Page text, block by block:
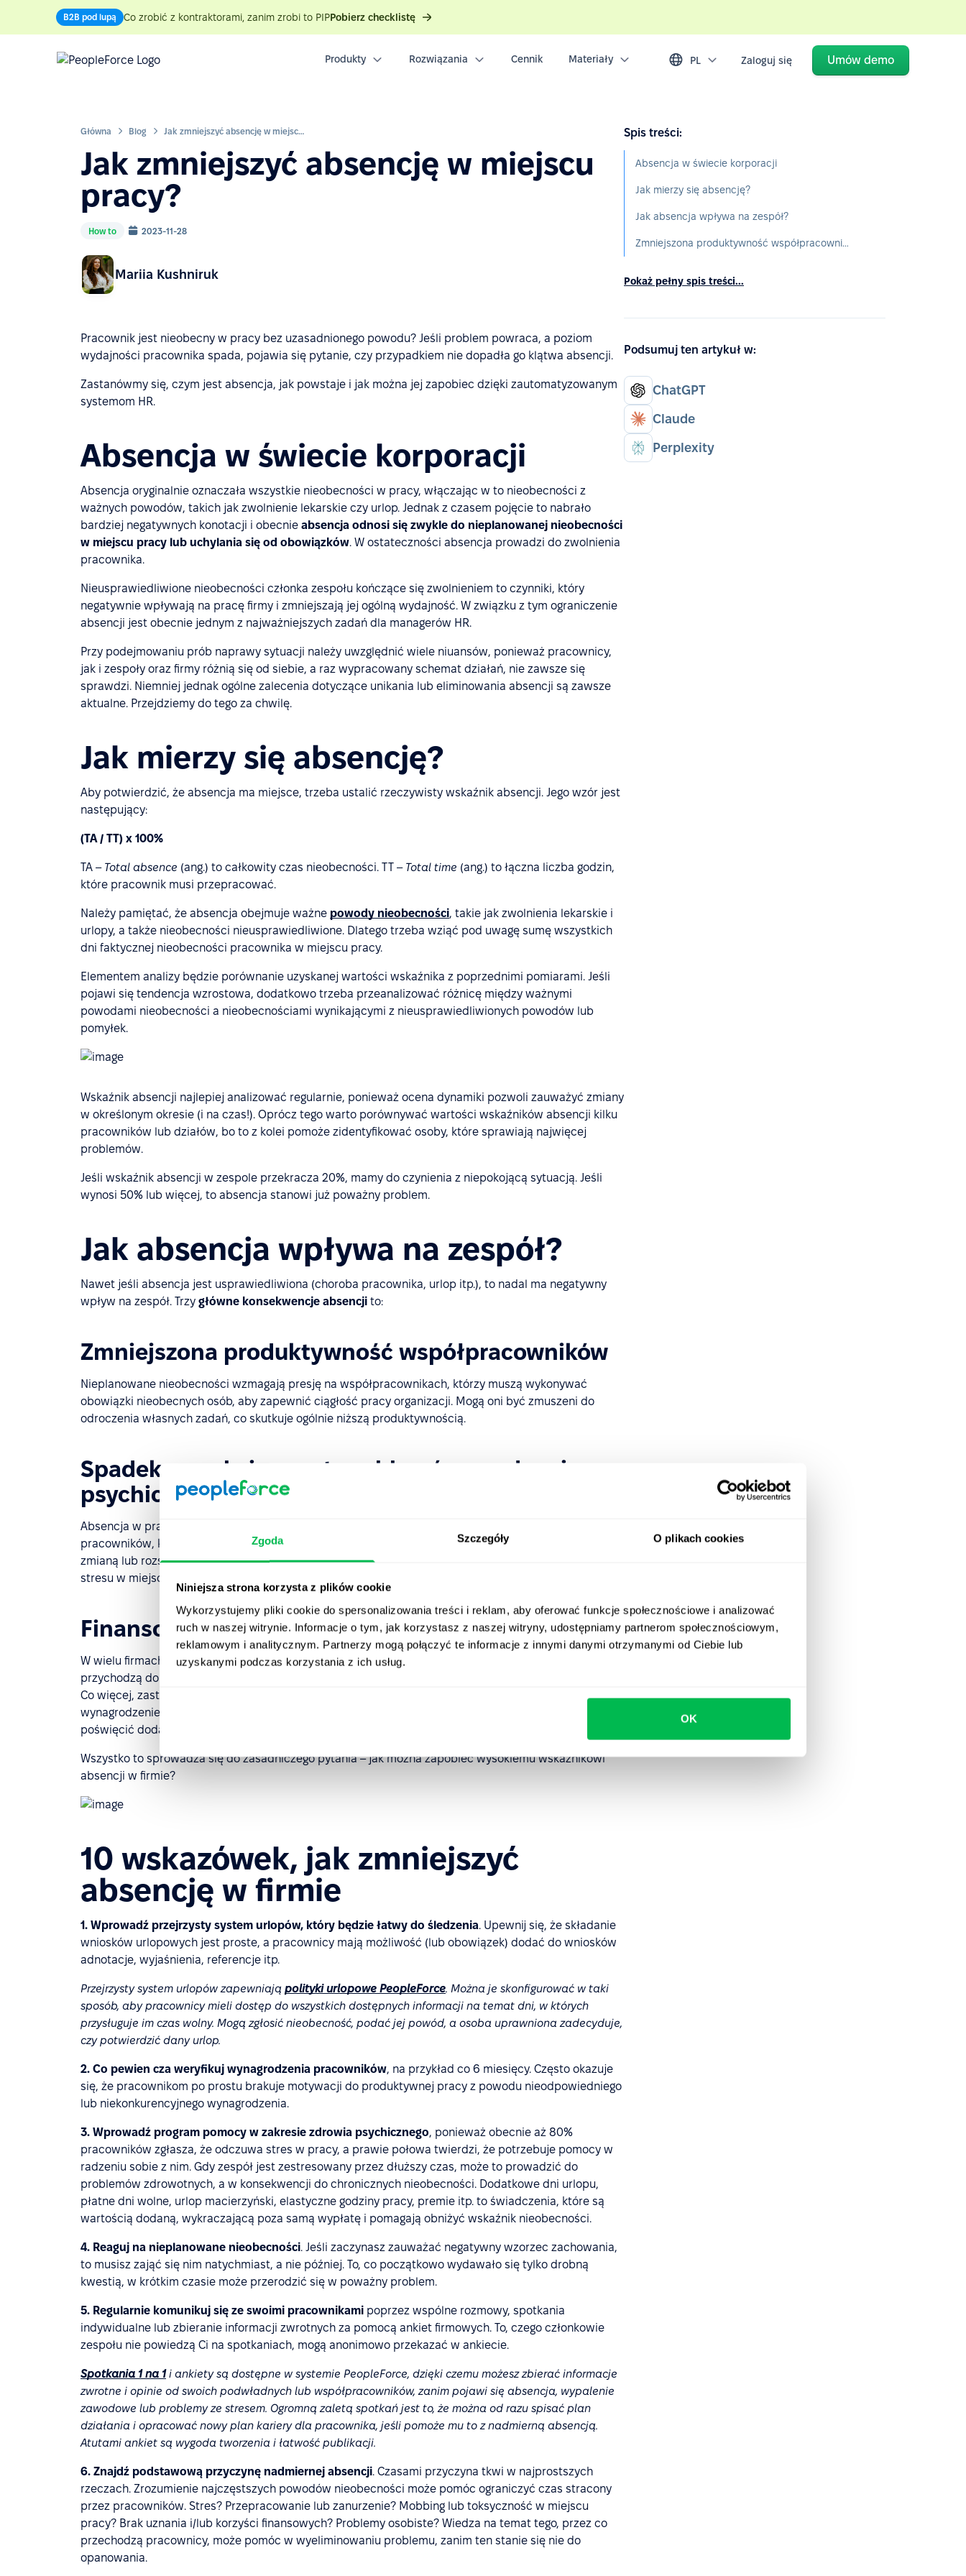
Zgoda Szczegóły O plikach cookies
Niniejsza strona korzysta z plików cookie
Wykorzystujemy pliki cookie do spersonalizowania treści i reklam, aby oferować funkcje społecznościowe i analizować
ruch w naszej witrynie. Informacje o tym, jak korzystasz z naszej witryny, udostępniamy partnerom społecznościowym,
reklamowym i analitycznym. Partnerzy mogą połączyć te informacje z innymi danymi otrzymanymi od Ciebie lub
uzyskanymi podczas korzystania z ich usług.
OK
B2B pod lupą Co zrobić z kontraktorami, zanim zrobi to PIPPobierz checklistę
Produkty Rozwiązania Cennik Materiały PL Zaloguj się Umów demo
Główna Blog Jak zmniejszyć absencję w miejscu pracy?
Jak zmniejszyć absencję w miejscu
pracy?
How to 2023-11-28
Mariia Kushniruk
Pracownik jest nieobecny w pracy bez uzasadnionego powodu? Jeśli problem powraca, a poziom
wydajności pracownika spada, pojawia się pytanie, czy przypadkiem nie dopadła go klątwa absencji.
Zastanówmy się, czym jest absencja, jak powstaje i jak można jej zapobiec dzięki zautomatyzowanym
systemom HR.
Absencja w świecie korporacji
Absencja oryginalnie oznaczała wszystkie nieobecności w pracy, włączając w to nieobecności z
ważnych powodów, takich jak zwolnienie lekarskie czy urlop. Jednak z czasem pojęcie to nabrało
bardziej negatywnych konotacji i obecnie absencja odnosi się zwykle do nieplanowanej nieobecności
w miejscu pracy lub uchylania się od obowiązków. W ostateczności absencja prowadzi do zwolnienia
pracownika.
Nieusprawiedliwione nieobecności członka zespołu kończące się zwolnieniem to czynniki, który
negatywnie wpływają na pracę firmy i zmniejszają jej ogólną wydajność. W związku z tym ograniczenie
absencji jest obecnie jednym z najważniejszych zadań dla managerów HR.
Przy podejmowaniu prób naprawy sytuacji należy uwzględnić wiele niuansów, ponieważ pracownicy,
jak i zespoły oraz firmy różnią się od siebie, a raz wypracowany schemat działań, nie zawsze się
sprawdzi. Niemniej jednak ogólne zalecenia dotyczące unikania lub eliminowania absencji są zawsze
aktualne. Przejdziemy do tego za chwilę.
Jak mierzy się absencję?
Aby potwierdzić, że absencja ma miejsce, trzeba ustalić rzeczywisty wskaźnik absencji. Jego wzór jest
następujący:
(TA / TT) x 100%
TA – Total absence (ang.) to całkowity czas nieobecności. TT – Total time (ang.) to łączna liczba godzin,
które pracownik musi przepracować.
Należy pamiętać, że absencja obejmuje ważne powody nieobecności, takie jak zwolnienia lekarskie i
urlopy, a także nieobecności nieusprawiedliwione. Dlatego trzeba wziąć pod uwagę sumę wszystkich
dni faktycznej nieobecności pracownika w miejscu pracy.
Elementem analizy będzie porównanie uzyskanej wartości wskaźnika z poprzednimi pomiarami. Jeśli
pojawi się tendencja wzrostowa, dodatkowo trzeba przeanalizować różnicę między ważnymi
powodami nieobecności a nieobecnościami wynikającymi z nieusprawiedliwionych powodów lub
pomyłek.
Wskaźnik absencji najlepiej analizować regularnie, ponieważ ocena dynamiki pozwoli zauważyć zmiany
w określonym okresie (i na czas!). Oprócz tego warto porównywać wartości wskaźników absencji kilku
pracowników lub działów, bo to z kolei pomoże zidentyfikować osoby, które sprawiają najwięcej
problemów.
Jeśli wskaźnik absencji w zespole przekracza 20%, mamy do czynienia z niepokojącą sytuacją. Jeśli
wynosi 50% lub więcej, to absencja stanowi już poważny problem.
Jak absencja wpływa na zespół?
Nawet jeśli absencja jest usprawiedliwiona (choroba pracownika, urlop itp.), to nadal ma negatywny
wpływ na zespół. Trzy główne konsekwencje absencji to:
Zmniejszona produktywność współpracowników
Nieplanowane nieobecności wzmagają presję na współpracownikach, którzy muszą wykonywać
obowiązki nieobecnych osób, aby zapewnić ciągłość pracy organizacji. Mogą oni być zmuszeni do
odroczenia własnych zadań, co skutkuje ogólnie niższą produktywnością.
Spadek morale i wzrost problemów ze zdrowiem
psychicznym
Absencja w pracy ma wpływ nie tylko na wydajność, ale także na zdrowie psychiczne i fizyczne
pracowników, którzy wielokrotnie muszą zmagać się z konsekwencjami niskiej frekwencji. Wraz ze
zmianą lub rozszerzeniem zakresu obowiązków, pracownicy mogą doświadczać wyższego poziomu
stresu w miejscu pracy, co obniża morale.
Finansowy wpływ absencji
W wielu firmach wpływ absencji jest odczuwalny dopiero po pewnym czasie. Pracownicy nie
przychodzą do pracy, ale otrzymują wynagrodzenie, mimo że nie wywiązują się ze swoich obowiązków.
Co więcej, zastąpienie jednego pracownika często kosztuje więcej, niż wynosiłoby jego standardowe
wynagrodzenie. Firma może być zmuszona rekompensować obecnym pracownikom nadgodziny lub
poświęcić dodatkowy czas i pieniądze na szkolenie nowych osób.
Wszystko to sprowadza się do zasadniczego pytania – jak można zapobiec wysokiemu wskaźnikowi
absencji w firmie?
10 wskazówek, jak zmniejszyć
absencję w firmie
1. Wprowadź przejrzysty system urlopów, który będzie łatwy do śledzenia. Upewnij się, że składanie
wniosków urlopowych jest proste, a pracownicy mają możliwość (lub obowiązek) dodać do wniosków
adnotacje, wyjaśnienia, referencje itp.
Przejrzysty system urlopów zapewniają polityki urlopowe PeopleForce. Można je skonfigurować w taki
sposób, aby pracownicy mieli dostęp do wszystkich dostępnych informacji na temat dni, w których
przysługuje im czas wolny. Mogą zgłosić nieobecność, podać jej powód, a osoba uprawniona zadecyduje,
czy potwierdzić dany urlop.
2. Co pewien cza weryfikuj wynagrodzenia pracowników, na przykład co 6 miesięcy. Często okazuje
się, że pracownikom po prostu brakuje motywacji do produktywnej pracy z powodu nieodpowiedniego
lub niekonkurencyjnego wynagrodzenia.
3. Wprowadź program pomocy w zakresie zdrowia psychicznego, ponieważ obecnie aż 80%
pracowników zgłasza, że odczuwa stres w pracy, a prawie połowa twierdzi, że potrzebuje pomocy w
radzeniu sobie z nim. Gdy zespół jest zestresowany przez dłuższy czas, może to prowadzić do
problemów zdrowotnych, a w konsekwencji do chronicznych nieobecności. Dodatkowe dni urlopu,
płatne dni wolne, urlop macierzyński, elastyczne godziny pracy, premie itp. to świadczenia, które są
wartością dodaną, wykraczającą poza samą wypłatę i pomagają obniżyć wskaźnik nieobecności.
4. Reaguj na nieplanowane nieobecności. Jeśli zaczynasz zauważać negatywny wzorzec zachowania,
to musisz zająć się nim natychmiast, a nie później. To, co początkowo wydawało się tylko drobną
kwestią, w krótkim czasie może przerodzić się w poważny problem.
5. Regularnie komunikuj się ze swoimi pracownikami poprzez wspólne rozmowy, spotkania
indywidualne lub zbieranie informacji zwrotnych za pomocą ankiet firmowych. To, czego członkowie
zespołu nie powiedzą Ci na spotkaniach, mogą anonimowo przekazać w ankiecie.
Spotkania 1 na 1i ankiety są dostępne w systemie PeopleForce, dzięki czemu możesz zbierać informacje
zwrotne i opinie od swoich podwładnych lub współpracowników, zanim pojawi się absencja, wypalenie
zawodowe lub problemy ze stresem. Ogromną zaletą spotkań jest to, że można od razu spisać plan
działania i opracować nowy plan kariery dla pracownika, jeśli pomoże mu to z nadmierną absencją.
Atutami ankiet są wygoda tworzenia i łatwość publikacji.
6. Znajdź podstawową przyczynę nadmiernej absencji. Czasami przyczyna tkwi w najprostszych
rzeczach. Zrozumienie najczęstszych powodów nieobecności może pomóc ograniczyć czas stracony
przez pracowników. Stres? Przepracowanie lub zanurzenie? Mobbing lub toksyczność w miejscu
pracy? Brak uznania i/lub korzyści finansowych? Problemy osobiste? Wiedza na temat tego, przez co
przechodzą pracownicy, może pomóc w wyeliminowaniu problemu, zanim ten stanie się nie do
opanowania.
Spis treści:
Absencja w świecie korporacji
Jak mierzy się absencję?
Jak absencja wpływa na zespół?
Zmniejszona produktywność współpracowników
Pokaż pełny spis treści...
Podsumuj ten artykuł w:
ChatGPT
Claude
Perplexity